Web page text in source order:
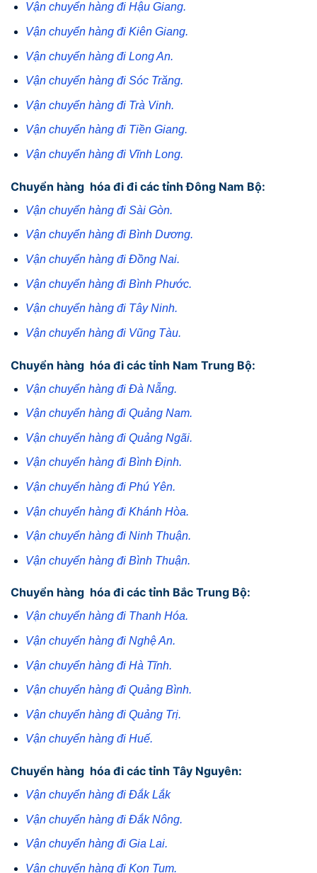
Vận chuyển hàng đi Hậu Giang.
Vận chuyển hàng đi Kiên Giang.
Vận chuyển hàng đi Long An.
Vận chuyển hàng đi Sóc Trăng.
Vận chuyển hàng đi Trà Vinh.
Vận chuyển hàng đi Tiền Giang.
Vận chuyển hàng đi Vĩnh Long.
Chuyển hàng hóa đi đi các tỉnh Đông Nam Bộ:
Vận chuyển hàng đi Sài Gòn.
Vận chuyển hàng đi Bình Dương.
Vận chuyển hàng đi Đồng Nai.
Vận chuyển hàng đi Bình Phước.
Vận chuyển hàng đi Tây Ninh.
Vận chuyển hàng đi Vũng Tàu.
Chuyển hàng hóa đi các tỉnh Nam Trung Bộ:
Vận chuyển hàng đi Đà Nẵng.
Vận chuyển hàng đi Quảng Nam.
Vận chuyển hàng đi Quảng Ngãi.
Vận chuyển hàng đi Bình Định.
Vận chuyển hàng đi Phú Yên.
Vận chuyển hàng đi Khánh Hòa.
Vận chuyển hàng đi Ninh Thuận.
Vận chuyển hàng đi Bình Thuận.
Chuyển hàng hóa đi các tỉnh Bắc Trung Bộ:
Vận chuyển hàng đi Thanh Hóa.
Vận chuyển hàng đi Nghệ An.
Vận chuyển hàng đi Hà Tĩnh.
Vận chuyển hàng đi Quảng Bình.
Vận chuyển hàng đi Quảng Trị.
Vận chuyển hàng đi Huế.
Chuyển hàng hóa đi các tỉnh Tây Nguyên:
Vận chuyển hàng đi Đắk Lắk
Vận chuyển hàng đi Đắk Nông.
Vận chuyển hàng đi Gia Lai.
Vận chuyển hàng đi Kon Tum.